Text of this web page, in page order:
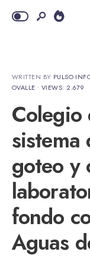
WRITTEN BY PULSO
OVALLE • VIEWS: 2.679
Colegio
goteo y
fondo
Aguas